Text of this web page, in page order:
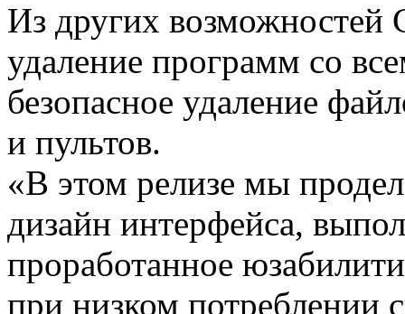
Из других возможностей
удаление программ со
безопасное удаление
и пультов.
«В этом релизе мы
дизайн интерфейса,
проработанное
при низком потреблении